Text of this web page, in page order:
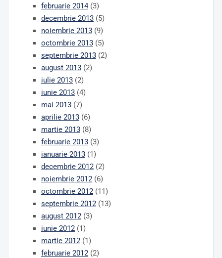
februarie 2014(3)
decembrie 2013(5)
noiembrie 2013(9)
octombrie 2013(5)
septembrie 2013(2)
august 2013(2)
iulie 2013(2)
iunie 2013(4)
mai 2013(7)
aprilie 2013(6)
martie 2013(8)
februarie 2013(3)
ianuarie 2013(1)
decembrie 2012(2)
noiembrie 2012(6)
octombrie 2012(11)
septembrie 2012(13)
august 2012(3)
iunie 2012(1)
martie 2012(1)
februarie 2012(2)